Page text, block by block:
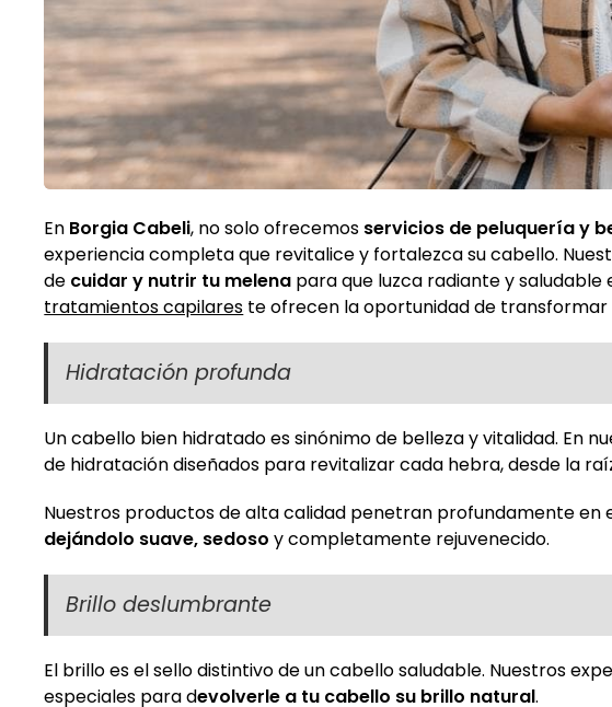
En Borgia Cabeli, no solo ofrecemos servicios de peluquería y
experiencia completa que revitalice y fortalezca su cabello.
de cuidar y nutrir tu melena para que luzca radiante y
tratamientos capilares te ofrecen la oportunidad de
Hidratación profunda
Un cabello bien hidratado es sinónimo de belleza y vitalidad. En
de hidratación diseñados para revitalizar cada hebra, desde la
Nuestros productos de alta calidad penetran profundamente en
dejándolo suave, sedoso y completamente rejuvenecido.
Brillo deslumbrante
El brillo es el sello distintivo de un cabello saludable. Nuestros
especiales para devolverle a tu cabello su brillo natural.